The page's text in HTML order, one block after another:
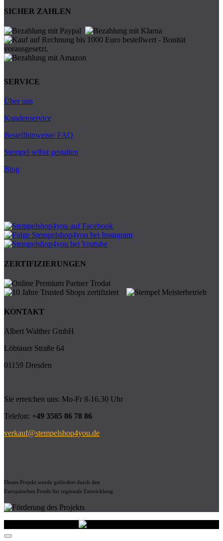
SICHER ZAHLEN
SERVICE
Über uns
Kundenservice
Bestellhinweise/ FAQ
Stempel selbst gestalten
Blog
ZERTIFIZIERUNGEN
KONTAKT
Albert Walther GmbH
Löbtauer Straße 64
01159 Dresden
Sie erreichen uns: Mo-Fr 8-16.30 Uhr
Telefon: +49 3585 86 78 86
verkauf@stempelshop4you.de
Dieses Projekt wurde gefördert durch den
Europäischen Fonds für regionale Entwicklung.